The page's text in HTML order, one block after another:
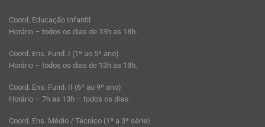
Coord. Educação Infantil
Horário – todos os dias de 13h as 18h.
Coord. Ens. Fund. I (1º ao 5º ano)
Horário – todos os dias de 13h as 18h.
Coord. Ens. Fund. II (6º ao 9º ano)
Horário – 7h as 13h – todos os dias.
Coord. Ens. Médio / Técnico (1ª a 3ª série)